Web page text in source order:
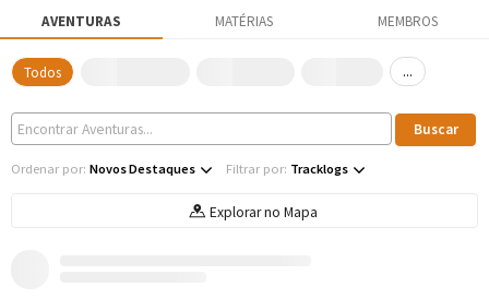
AVENTURAS MATÉRIAS MEMBROS
Todos ...
Ordenar por: Novos Destaques Filtrar por: Tracklogs
Explorar no Mapa